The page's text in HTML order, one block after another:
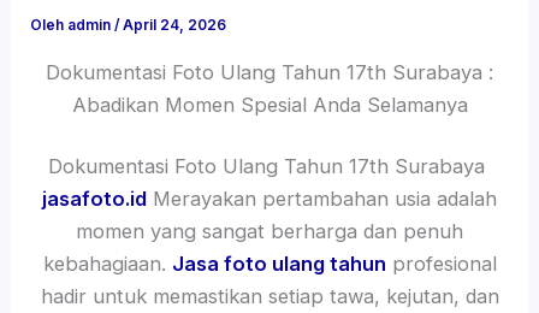
Oleh admin/April 24, 2026
Dokumentasi Foto Ulang Tahun 17th Surabaya :
Abadikan Momen Spesial Anda Selamanya
Dokumentasi Foto Ulang Tahun 17th Surabaya
jasafoto.id Merayakan pertambahan usia adalah
momen yang sangat berharga dan penuh
kebahagiaan. Jasa foto ulang tahun profesional
hadir untuk memastikan setiap tawa, kejutan, dan